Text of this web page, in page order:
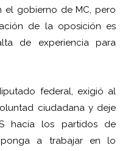
el gobierno de MC, pero
de la oposición es
de experiencia para
federal, exigió al
ciudadana y deje
hacia los partidos de
a trabajar en lo